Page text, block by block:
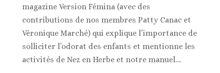
magazine Version Fémina (avec des
contributions de nos membres Patty Canac et
Véronique Marché) qui explique l’importance de
solliciter l’odorat des enfants et mentionne les
activités de Nez en Herbe et notre manuel....